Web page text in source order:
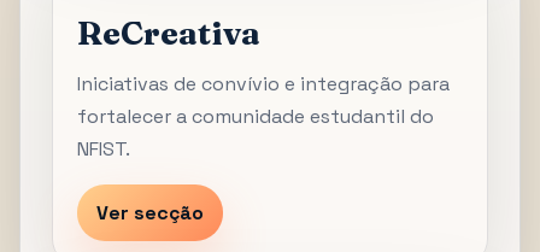
ReCreativa
Iniciativas de convívio e integração para
fortalecer a comunidade estudantil do
NFIST.
Ver secção